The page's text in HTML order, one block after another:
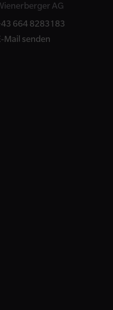
AG
664 8283183
Mail senden